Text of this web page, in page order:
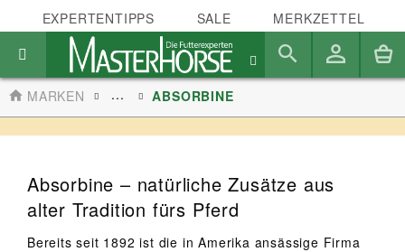
EXPERTENTIPPS SALE MERKZETTEL
MARKEN ... ABSORBINE
Absorbine – natürliche Zusätze aus
alter Tradition fürs Pferd
Bereits seit 1892 ist die in Amerika ansässige Firma